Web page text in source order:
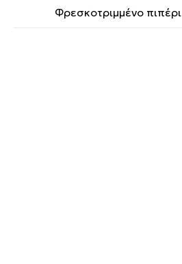
Φρεσκοτριμμένο πιπέρι